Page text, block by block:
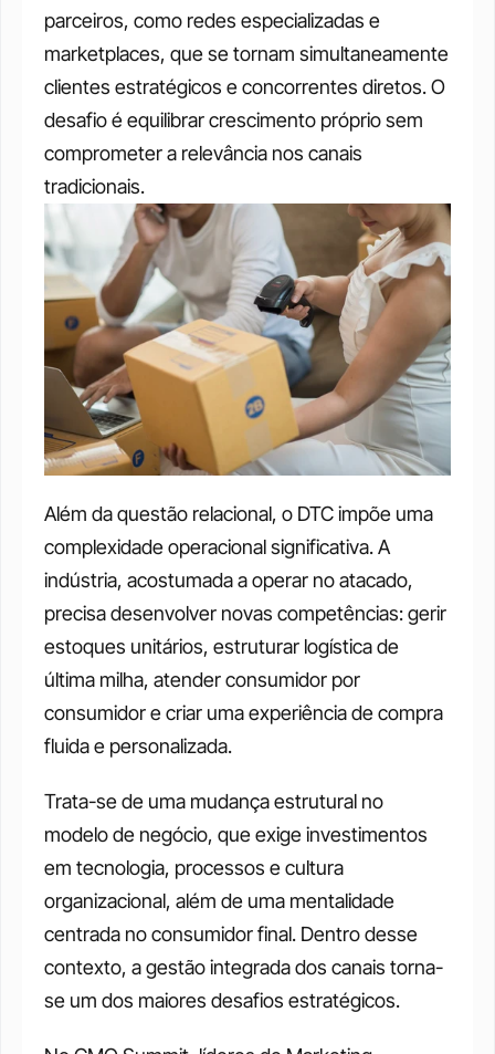
parceiros, como redes especializadas e
marketplaces, que se tornam simultaneamente
clientes estratégicos e concorrentes diretos. O
desafio é equilibrar crescimento próprio sem
comprometer a relevância nos canais
tradicionais.
Além da questão relacional, o DTC impõe uma
complexidade operacional significativa. A
indústria, acostumada a operar no atacado,
precisa desenvolver novas competências: gerir
estoques unitários, estruturar logística de
última milha, atender consumidor por
consumidor e criar uma experiência de compra
fluida e personalizada.
Trata-se de uma mudança estrutural no
modelo de negócio, que exige investimentos
em tecnologia, processos e cultura
organizacional, além de uma mentalidade
centrada no consumidor final. Dentro desse
contexto, a gestão integrada dos canais torna-
se um dos maiores desafios estratégicos.